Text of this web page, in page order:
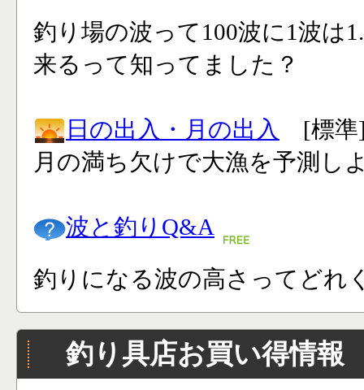
釣り場の波って100波に1波は
来るって知ってました？
日の出入・月の出入
[標準
月の満ち欠けで大漁を予測し
波と釣りQ&A
釣りになる波の高さってどれ
釣り具店お買い得情報